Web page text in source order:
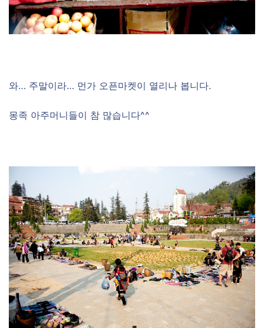
와… 주말이라… 먼가 오픈마켓이 열리나 봅니다.
몽족 아주머니들이 참 많습니다^^